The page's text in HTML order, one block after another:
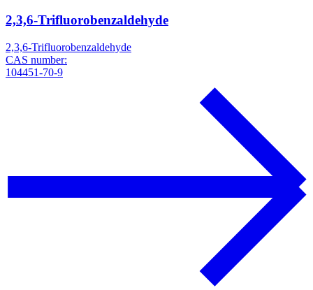
2,3,6-Trifluorobenzaldehyde
2,3,6-Trifluorobenzaldehyde
CAS number:
104451-70-9